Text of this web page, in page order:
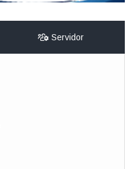
Servidor